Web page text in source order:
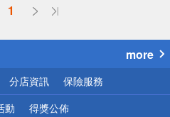
1
心！
more
分店資訊 保險服務
動 得獎公佈